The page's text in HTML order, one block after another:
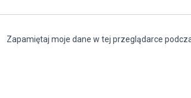
Zapamiętaj moje dane w tej przeglądarce